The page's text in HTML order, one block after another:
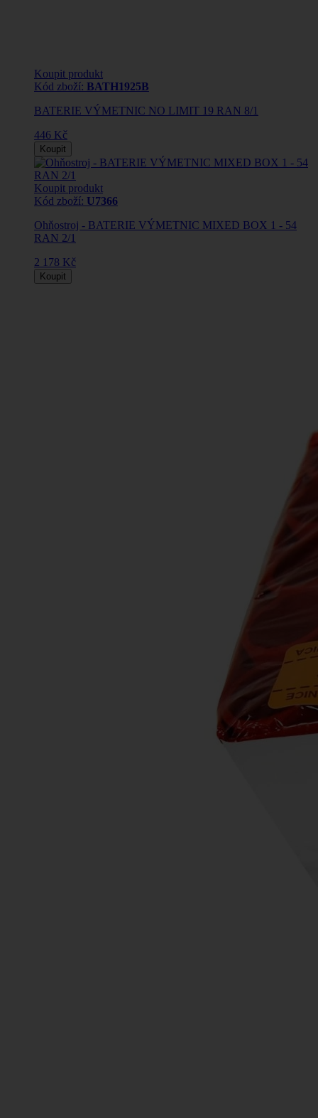
Koupit produkt
Kód zboží: BATH1925B
BATERIE VÝMETNIC NO LIMIT 19 RAN 8/1
446 Kč
Koupit
Koupit produkt
Kód zboží: U7366
Ohňostroj - BATERIE VÝMETNIC MIXED BOX 1 - 54
RAN 2/1
2 178 Kč
Koupit